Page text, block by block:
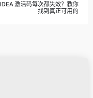
IDEA 激活码每次都失效？教你
找到真正可用的